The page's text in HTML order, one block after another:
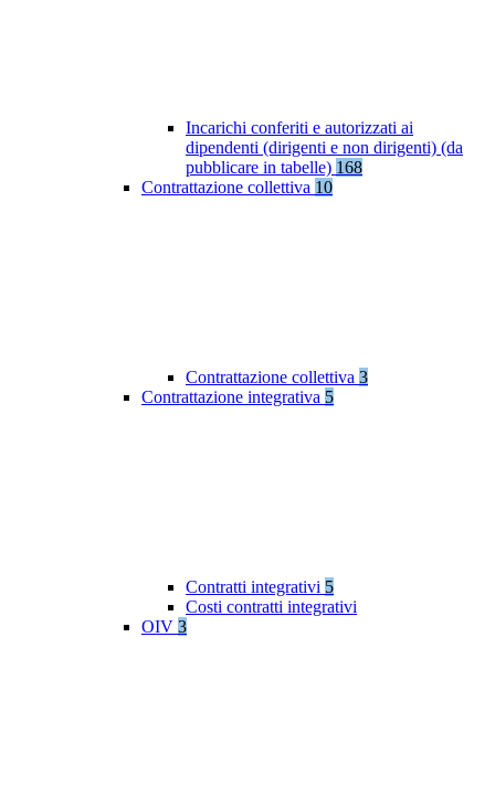
Incarichi conferiti e autorizzati ai
dipendenti (dirigenti e non dirigenti) (da
pubblicare in tabelle) 168
Contrattazione collettiva 10
Contrattazione collettiva 3
Contrattazione integrativa 5
Contratti integrativi 5
Costi contratti integrativi
OIV 3